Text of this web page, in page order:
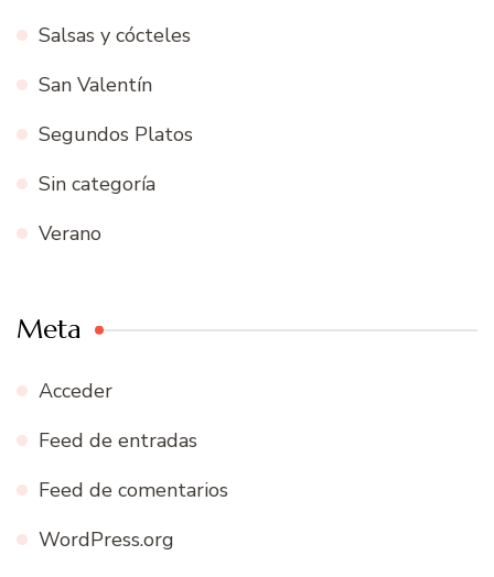
Salsas y cócteles
San Valentín
Segundos Platos
Sin categoría
Verano
Meta
Acceder
Feed de entradas
Feed de comentarios
WordPress.org